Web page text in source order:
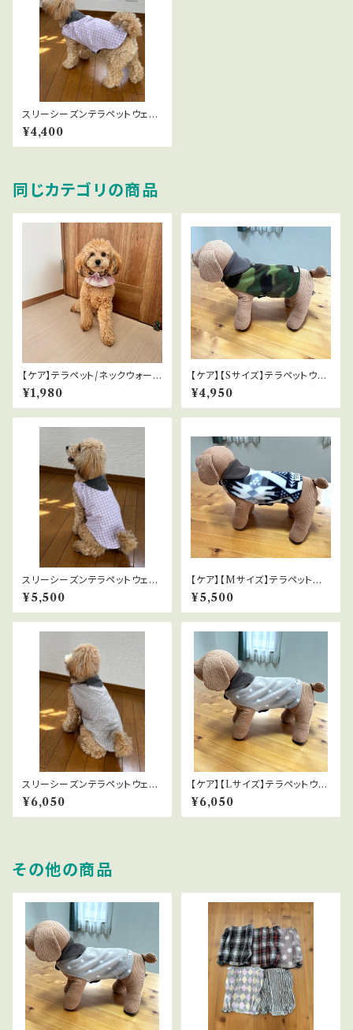
スリーシーズンテラペットウェア
（夏のエアコン対策）｜全4色
SSサイズ
¥4,400
同じカテゴリの商品
【ケア】テラペット/ネックウォーマ
ー｜全５色
¥1,980
【ケア】【Sサイズ】テラペットウェ
ア｜全３色
¥4,950
スリーシーズンテラペットウェア
（夏のエアコン対策）｜全4色
Mサイズ
¥5,500
【ケア】【Mサイズ】テラペットウェ
ア｜全３色
¥5,500
スリーシーズンテラペットウェア
（夏のエアコン対策）｜全4色
Lサイズ
¥6,050
【ケア】【Lサイズ】テラペットウェ
ア｜全３色
¥6,050
その他の商品